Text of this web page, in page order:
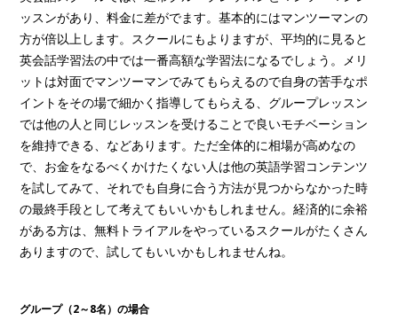
ッスンがあり、料金に差がでます。基本的にはマンツーマンの
方が倍以上します。スクールにもよりますが、平均的に見ると
英会話学習法の中では一番高額な学習法になるでしょう。メリ
ットは対面でマンツーマンでみてもらえるので自身の苦手なポ
イントをその場で細かく指導してもらえる、グループレッスン
では他の人と同じレッスンを受けることで良いモチベーション
を維持できる、などあります。ただ全体的に相場が高めなの
で、お金をなるべくかけたくない人は他の英語学習コンテンツ
を試してみて、それでも自身に合う方法が見つからなかった時
の最終手段として考えてもいいかもしれません。経済的に余裕
がある方は、無料トライアルをやっているスクールがたくさん
ありますので、試してもいいかもしれませんね。
グループ（2～8名）の場合